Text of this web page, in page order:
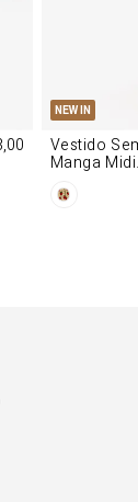
NEW IN
PP
Vestido
Manga Midi
Morango